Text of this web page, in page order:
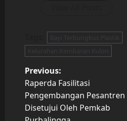
Bayi Terbungkus Plastik
Kelurahan Kembaran Kulon
P
o
s
Previous:
Raperda Fasilitasi
Pengembangan Pesantren
Disetujui Oleh Pemkab